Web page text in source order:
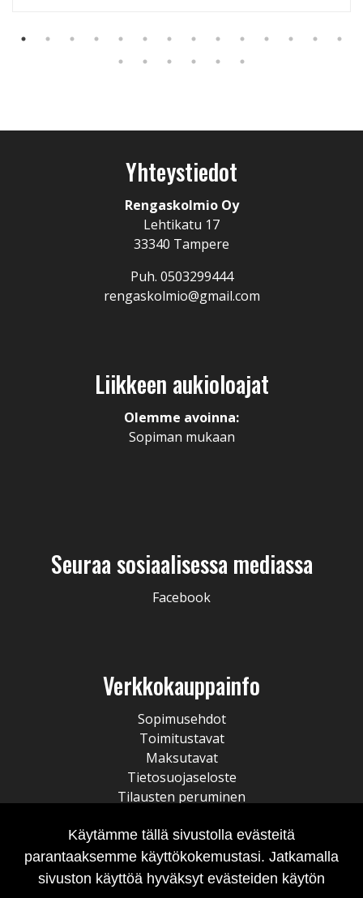
Yhteystiedot
Rengaskolmio Oy
Lehtikatu 17
33340 Tampere
Puh. 0503299444
rengaskolmio@gmail.com
Liikkeen aukioloajat
Olemme avoinna:
Sopiman mukaan
Seuraa sosiaalisessa mediassa
Facebook
Verkkokauppainfo
Sopimusehdot
Toimitustavat
Maksutavat
Tietosuojaseloste
Tilausten peruminen
Käytämme tällä sivustolla evästeitä
parantaaksemme käyttökokemustasi. Jatkamalla
sivuston käyttöä hyväksyt evästeiden käytön